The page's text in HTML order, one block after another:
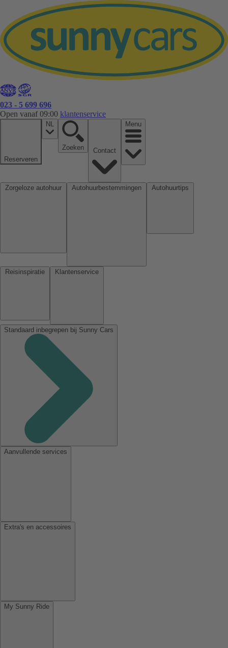
023 - 5 699 696
Open vanaf 09:00 klantenservice
Reserveren
NL
Zoeken
Menu
Standaard inbegrepen bij Sunny Cars
Aanvullende services
Extra's en accessoires
My Sunny Ride